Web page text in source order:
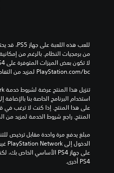
‎PlayStation.com/bc لمزيد من التفاصيل.
المنتج. راجع شروط الخدمة لمزيد من
PS4 أخرى.